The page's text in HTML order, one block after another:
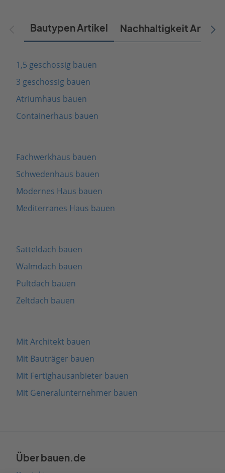
Bautypen Artikel Nachhaltigkeit Artikel
1,5 geschossig bauen
3 geschossig bauen
Atriumhaus bauen
Containerhaus bauen
Fachwerkhaus bauen
Schwedenhaus bauen
Modernes Haus bauen
Mediterranes Haus bauen
Satteldach bauen
Walmdach bauen
Pultdach bauen
Zeltdach bauen
Mit Architekt bauen
Mit Bauträger bauen
Mit Fertighausanbieter bauen
Mit Generalunternehmer bauen
Über bauen.de